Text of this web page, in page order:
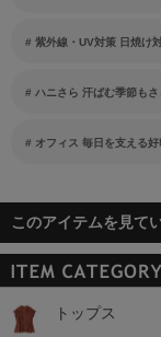
紫外線・UV対策 日焼け
ハニさら 汗ばむ季節もさ
オフィス 毎日を支える
このアイテムを見て
トップス